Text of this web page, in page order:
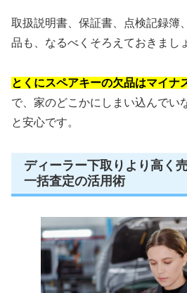
取扱説明書、保証書、点検記録簿
品も、なるべくそろえておきまし
とくにスペアキーの欠品はマイナ
で、家のどこかにしまい込んでい
と安心です。
ディーラー下取りより高く
一括査定の活用術